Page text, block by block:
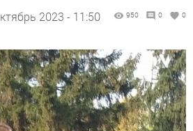
2023 - 11:50 950 0 0